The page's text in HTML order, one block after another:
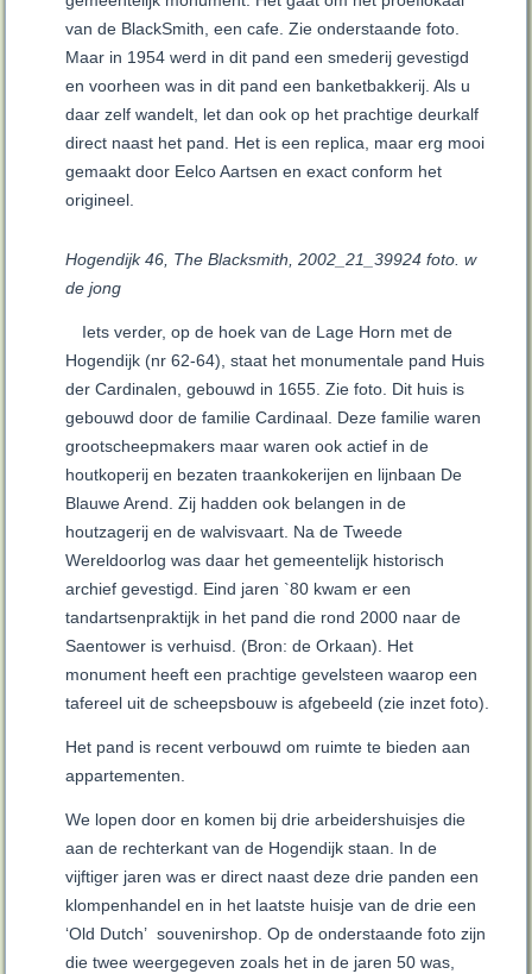
van de BlackSmith, een cafe. Zie onderstaande foto.
Maar in 1954 werd in dit pand een smederij gevestigd
en voorheen was in dit pand een banketbakkerij. Als u
daar zelf wandelt, let dan ook op het prachtige deurkalf
direct naast het pand. Het is een replica, maar erg mooi
gemaakt door Eelco Aartsen en exact conform het
origineel.
Hogendijk 46, The Blacksmith, 2002_21_39924 foto. w
de jong
Iets verder, op de hoek van de Lage Horn met de
Hogendijk (nr 62-64), staat het monumentale pand Huis
der Cardinalen, gebouwd in 1655. Zie foto. Dit huis is
gebouwd door de familie Cardinaal. Deze familie waren
grootscheepmakers maar waren ook actief in de
houtkoperij en bezaten traankokerijen en lijnbaan De
Blauwe Arend. Zij hadden ook belangen in de
houtzagerij en de walvisvaart. Na de Tweede
Wereldoorlog was daar het gemeentelijk historisch
archief gevestigd. Eind jaren `80 kwam er een
tandartsenpraktijk in het pand die rond 2000 naar de
Saentower is verhuisd. (Bron: de Orkaan). Het
monument heeft een prachtige gevelsteen waarop een
tafereel uit de scheepsbouw is afgebeeld (zie inzet foto).
Het pand is recent verbouwd om ruimte te bieden aan
appartementen.
We lopen door en komen bij drie arbeidershuisjes die
aan de rechterkant van de Hogendijk staan. In de
vijftiger jaren was er direct naast deze drie panden een
klompenhandel en in het laatste huisje van de drie een
‘Old Dutch’ souvenirshop. Op de onderstaande foto zijn
die twee weergegeven zoals het in de jaren 50 was,